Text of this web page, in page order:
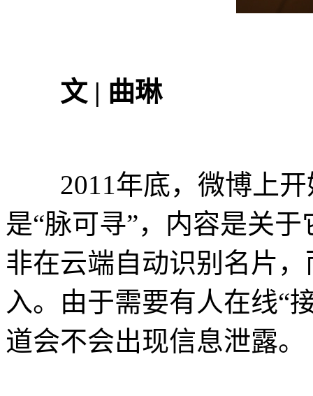
文 | 曲琳
2011年底，微博上开
是“脉可寻”，内容是关
非在云端自动识别名片
入。由于需要有人在线“
道会不会出现信息泄露。